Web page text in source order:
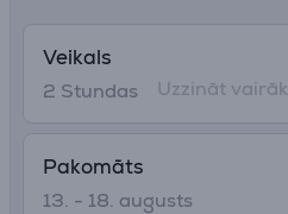
Veikals
2 Stundas
Uzzināt vairāk
Pakomāts
13. - 18. augusts